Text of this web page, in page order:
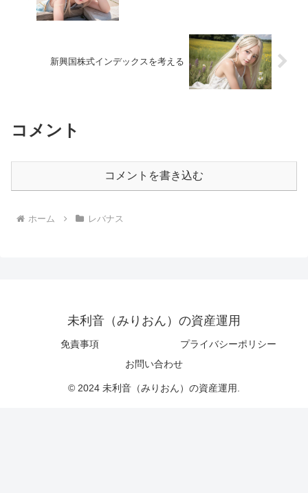
新興国株式インデックスを考える
コメント
コメントを書き込む
ホーム レバナス
未利音（みりおん）の資産運用
免責事項
プライバシーポリシー
お問い合わせ
© 2024 未利音（みりおん）の資産運用.